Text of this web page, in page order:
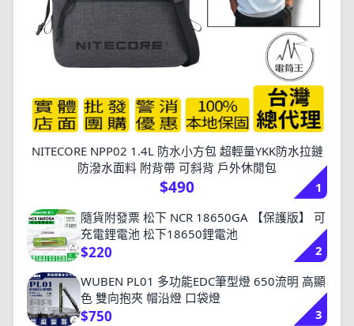
NITECORE NPP02 1.4L 防水小方包 超輕量YKK防水拉鏈
防潑水面料 附背帶 可斜背 戶外休閒包
$490
1
隨貨附發票 松下 NCR 18650GA 【保護版】 可
充電鋰電池 松下18650鋰電池
$220
2
WUBEN PL01 多功能EDC筆型燈 650流明 高顯
色 雙向抱夾 帽沿燈 口袋燈
$750
3